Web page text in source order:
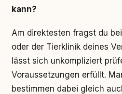
kann?
Am direktesten fragst du
oder der Tierklinik deines
lässt sich unkompliziert
Voraussetzungen erfüllt.
bestimmen dabei gleich